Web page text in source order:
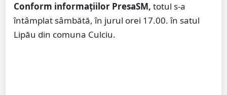
Conform informațiilor PresaSM, totul s-a
întâmplat sâmbătă, în jurul orei 17.00. în satul
Lipău din comuna Culciu.